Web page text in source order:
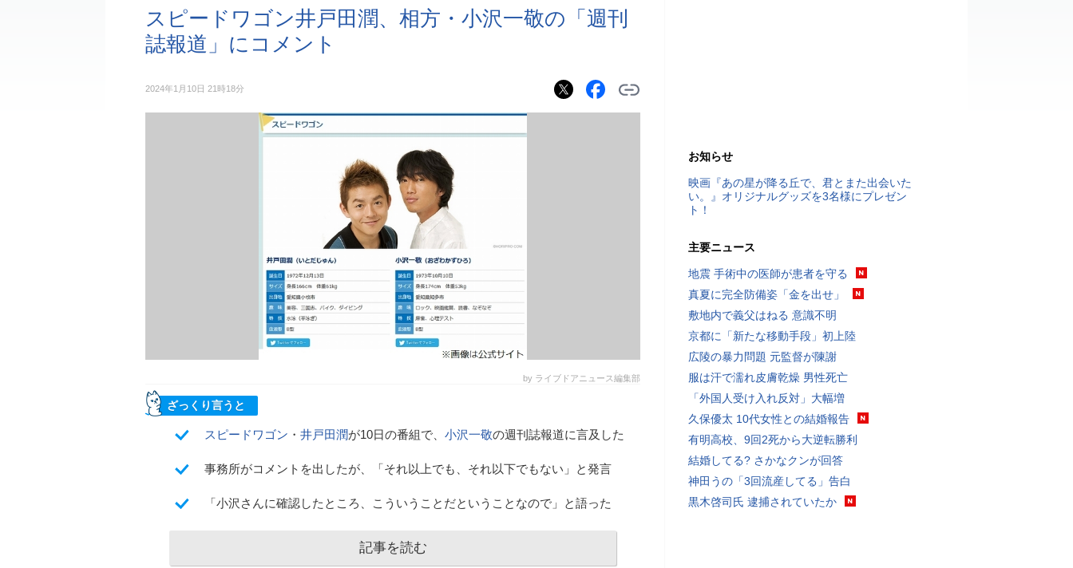
スピードワゴン井戸田潤、相方・小沢一敬の「週刊
誌報道」にコメント
2024年1月10日 21時18分
by ライブドアニュース編集部
ざっくり言うと
スピードワゴン ・ 井戸田潤が10日の番組で、 小沢一敬の週刊誌報道に言及した
事務所がコメントを出したが、「それ以上でも、それ以下でもない」と発言
「小沢さんに確認したところ、こういうことだということなので」と語った
記事を読む
お知らせ
映画『あの星が降る丘で、君とまた出会いた
い。』オリジナルグッズを3名様にプレゼン
ト！
主要ニュース
地震 手術中の医師が患者を守る
真夏に完全防備姿「金を出せ」
敷地内で義父はねる 意識不明
京都に「新たな移動手段」初上陸
広陵の暴力問題 元監督が陳謝
服は汗で濡れ皮膚乾燥 男性死亡
「外国人受け入れ反対」大幅増
久保優太 10代女性との結婚報告
有明高校、9回2死から大逆転勝利
結婚してる? さかなクンが回答
神田うの「3回流産してる」告白
黒木啓司氏 逮捕されていたか